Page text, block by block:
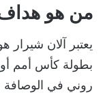
من هو هداف
يعتبر آلان شيرار
روني في الوصافة برصيد